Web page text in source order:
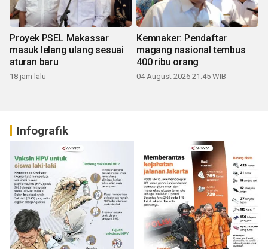
Proyek PSEL Makassar
masuk lelang ulang sesuai
aturan baru
18 jam lalu
Kemnaker: Pendaftar
magang nasional tembus
400 ribu orang
04 August 2026 21:45 WIB
Infografik